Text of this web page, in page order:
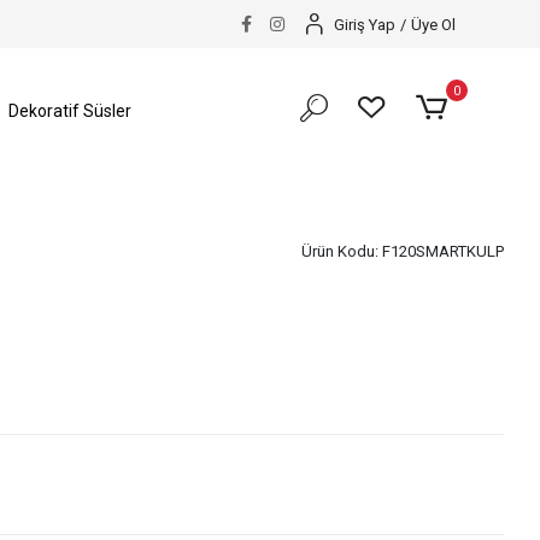
Giriş Yap / Üye Ol
Dekoratif Süsler
0
Ürün Kodu: F120SMARTKULP